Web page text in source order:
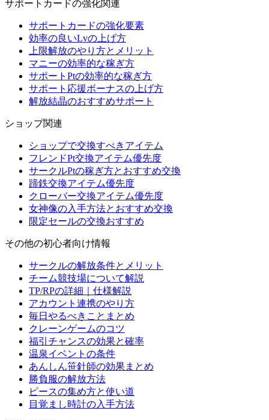
サポートカードの強化関連
サポートカードの強化要素
効率の良いLvの上げ方
上限解放のやり方とメリット
マニーの効率的な稼ぎ方
サポートPtの効率的な稼ぎ方
サポート応援ボーナスの上げ方
解放結晶のおすすめサポート
ショップ関連
ショップで交換すべきアイテム
フレンドPt交換アイテム優先度
サークルPtの稼ぎ方とおすすめ交換
蹄鉄交換アイテム優先度
クローバー交換アイテム優先度
女神像の入手方法とおすすめ交換
限定セールの交換おすすめ
その他の初心者向け情報
サークルの解放条件とメリット
チーム競技場について解説
TP/RPの詳細｜仕様解説
アカウント連携のやり方
毎日やるべきことまとめ
クレーンゲームのコツ
福引チャンスの効果と確率
温泉イベントの条件
あんしん笹針師の効果まとめ
勝負服の解放方法
ピースの集め方と使い道
目覚まし時計の入手方法